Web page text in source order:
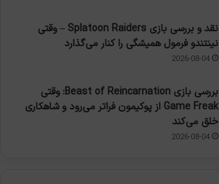
نقد و بررسی بازی Splatoon Raiders – وقتی
نینتندو فرمول همیشگی را کنار می‌گذارد
2026-08-04
بررسی بازی Beast of Reincarnation: وقتی
Game Freak از پوکیمون فراتر می‌رود و شاهکاری
خلق می‌کند
2026-08-04